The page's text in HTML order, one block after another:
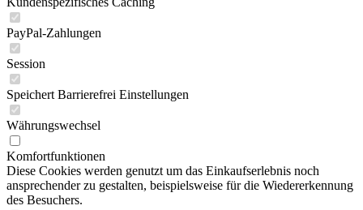
PayPal-Zahlungen
Session
Speichert Barrierefrei Einstellungen
Währungswechsel
Komfortfunktionen
Diese Cookies werden genutzt um das Einkaufserlebnis noch
ansprechender zu gestalten, beispielsweise für die Wiedererkennung
des Besuchers.